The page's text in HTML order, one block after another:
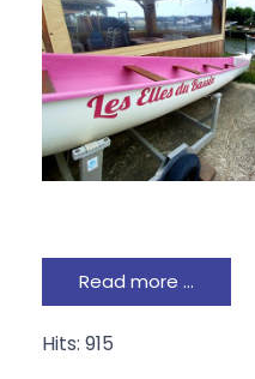
Read more …
Hits: 915